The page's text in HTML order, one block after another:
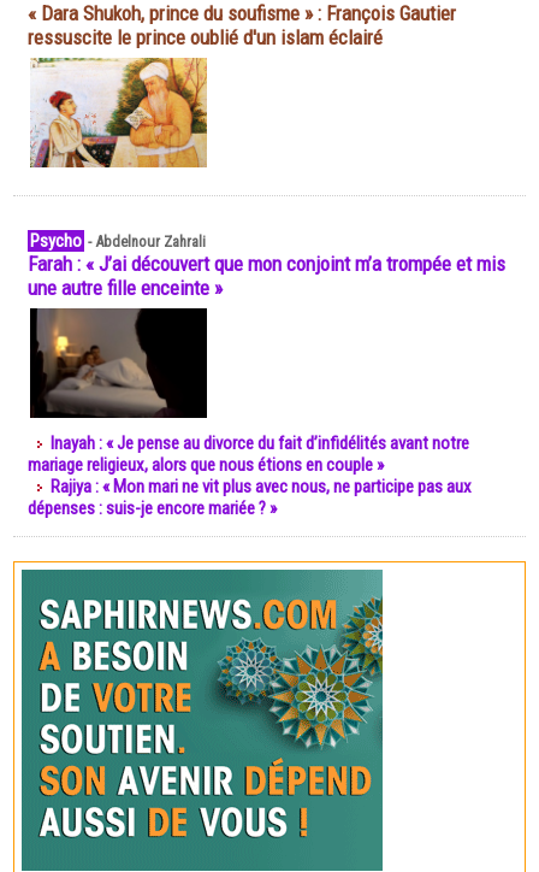
« Dara Shukoh, prince du soufisme » : François Gautier
ressuscite le prince oublié d'un islam éclairé
Psycho -Abdelnour Zahrali
Farah : « J’ai découvert que mon conjoint m’a trompée et mis
une autre fille enceinte »
Inayah : « Je pense au divorce du fait d’infidélités avant notre
mariage religieux, alors que nous étions en couple »
Rajiya : « Mon mari ne vit plus avec nous, ne participe pas aux
dépenses : suis-je encore mariée ? »